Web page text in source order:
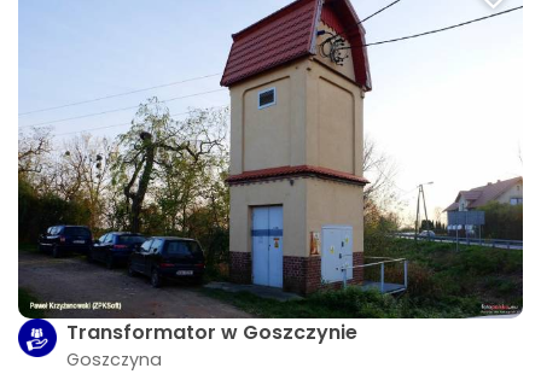
Transformator w Goszczynie
Goszczyna